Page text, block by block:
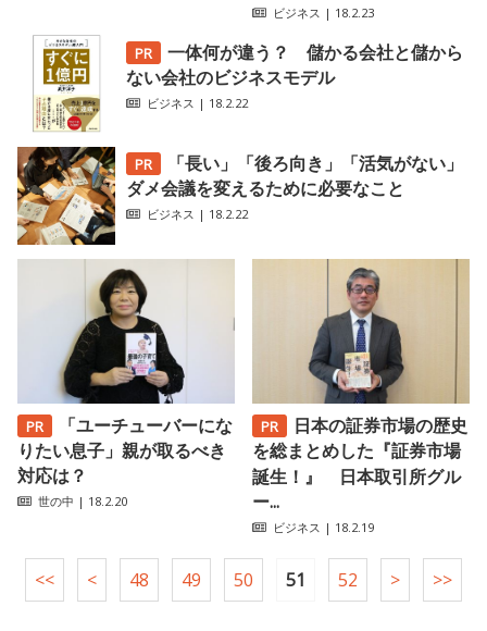
ビジネス | 18.2.23
一体何が違う？ 儲かる会社と儲から
ない会社のビジネスモデル
ビジネス | 18.2.22
「長い」「後ろ向き」「活気がない」
ダメ会議を変えるために必要なこと
ビジネス | 18.2.22
「ユーチューバーにな
りたい息子」親が取るべき
対応は？
世の中 | 18.2.20
日本の証券市場の歴史
を総まとめした『証券市場
誕生！』 日本取引所グル
ー...
ビジネス | 18.2.19
<< < 48 49 50 51 52 > >>